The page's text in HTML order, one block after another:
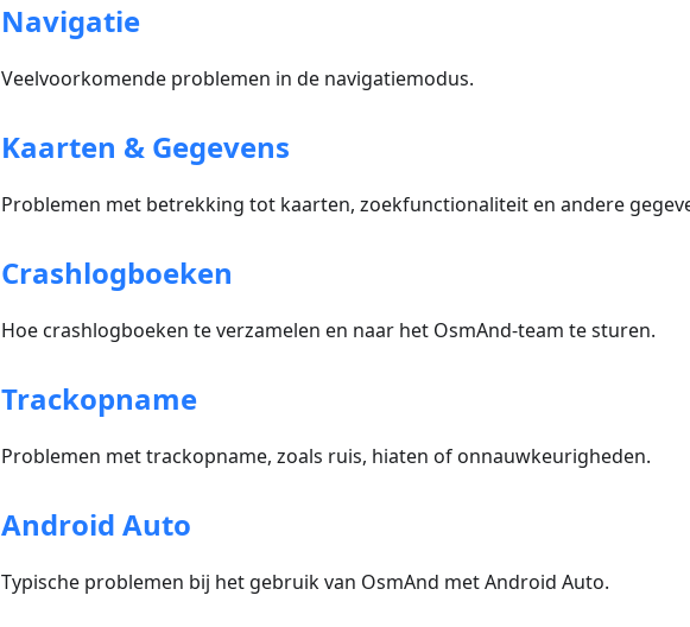
Navigatie
Veelvoorkomende problemen in de navigatiemodus.
Kaarten & Gegevens
Problemen met betrekking tot kaarten, zoekfunctionaliteit en andere
Crashlogboeken
Hoe crashlogboeken te verzamelen en naar het OsmAnd-team te sturen.
Trackopname
Problemen met trackopname, zoals ruis, hiaten of onnauwkeurigheden.
Android Auto
Typische problemen bij het gebruik van OsmAnd met Android Auto.